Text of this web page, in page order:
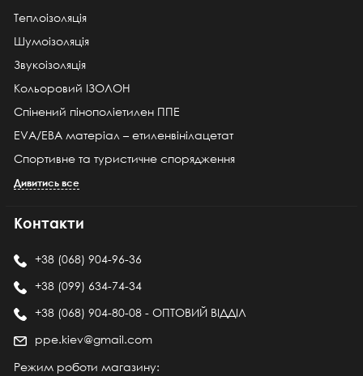
Теплоізоляція
Шумоізоляція
Звукоізоляція
Кольоровий ІЗОЛОН
Спінений пінополіетилен ППЕ
EVA/ЕВА матеріал – етиленвінілацетат
Спортивне та туристичне спорядження
Дивитись все
Контакти
+38 (068) 904-96-36
+38 (099) 634-74-34
+38 (068) 904-80-08 - ОПТОВИЙ ВІДДІЛ
ppe.kiev@gmail.com
Режим роботи магазину: